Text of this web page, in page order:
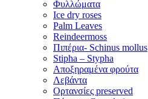
Φυλλώματα
Ice dry roses
Palm Leaves
Reindeermoss
Πιπέρια- Schinus mollus
Stipha – Stypha
Αποξηραμένα φρούτα
Λεβάντα
Ορτανσίες preserved